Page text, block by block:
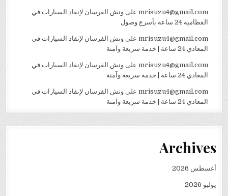
mrisuzu4@gmail.comعلى ونش الفرسان لإنقاذ السيارات في
القطامية 24 ساعة بأسرع وصول
mrisuzu4@gmail.comعلى ونش الفرسان لإنقاذ السيارات في
المعادي 24 ساعة | خدمة سريعة وآمنة
mrisuzu4@gmail.comعلى ونش الفرسان لإنقاذ السيارات في
المعادي 24 ساعة | خدمة سريعة وآمنة
mrisuzu4@gmail.comعلى ونش الفرسان لإنقاذ السيارات في
المعادي 24 ساعة | خدمة سريعة وآمنة
Archives
أغسطس 2026
يوليو 2026